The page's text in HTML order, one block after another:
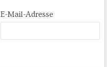
E-Mail-Adresse